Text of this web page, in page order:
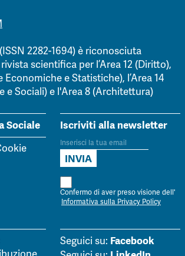
2282-1694) è riconosciuta
scientifica per l’Area 12 (Diritto),
Economiche e Statistiche), l’Area 14
e Sociali) e l'Area 8 (Architettura)
Sociale Iscriviti alla newsletter
Confermo di aver preso visione dell'
Informativa sulla Privacy Policy
Seguici su: Facebook